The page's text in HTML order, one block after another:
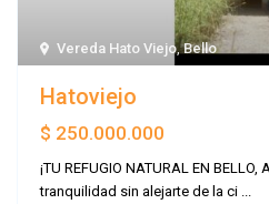
Vereda Hato Viejo,Bello
Hatoviejo
$ 250.000.000
¡TU REFUGIO NATURAL EN BELLO,
tranquilidad sin alejarte de la ci